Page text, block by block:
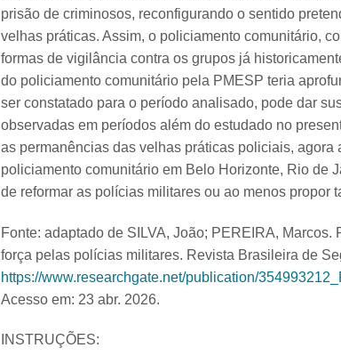
prisão de criminosos, reconfigurando o sentido
velhas práticas. Assim, o policiamento comunitário,
formas de vigilância contra os grupos já
do policiamento comunitário pela PMESP teria
ser constatado para o período analisado, pode dar
observadas em períodos além do estudado no
as permanências das velhas práticas policiais,
policiamento comunitário em Belo Horizonte, Rio de
de reformar as polícias militares ou ao menos propor
Fonte: adaptado de SILVA, João; PEREIRA,
força pelas polícias militares. Revista Brasileira de
https://www.researchgate.net/publication/
Acesso em: 23 abr. 2026.
INSTRUÇÕES: